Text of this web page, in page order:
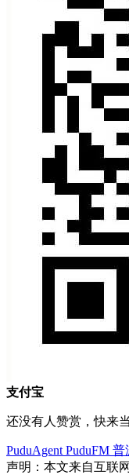
支付宝
还没有人赞赏，快来
PuduAgent PuduFM 普
声明：本文来自互联